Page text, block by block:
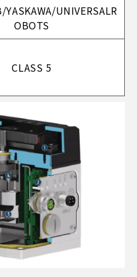
YASKAWA/UNIVERSALR
OBOTS
CLASS 5